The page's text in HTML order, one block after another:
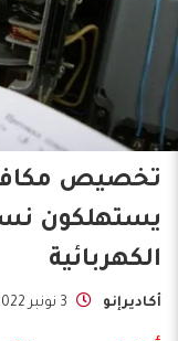
تخصيص
يستهلكون
الكهربائية
أكاديرإنو 3 نونبر 2022 - 17:11